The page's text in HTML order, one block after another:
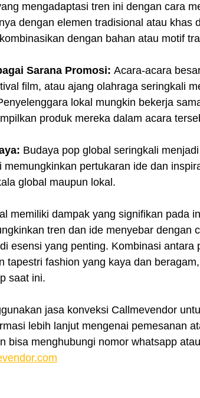
mengadaptasi tren ini dengan cara
dengan elemen tradisional atau khas
dengan bahan atau motif
Sarana Promosi: Acara-acara
film, atau ajang olahraga seringkali
lokal mungkin bekerja
produk mereka dalam acara
Budaya pop global seringkali
memungkinkan pertukaran ide dan
global maupun lokal.
memiliki dampak yang signifikan pada
tren dan ide menyebar dengan
esensi yang penting. Kombinasi antara
tapestri fashion yang kaya dan
saat ini.
jasa konveksi Callmevendor
lebih lanjut mengenai pemesanan
bisa menghubungi nomor whatsapp